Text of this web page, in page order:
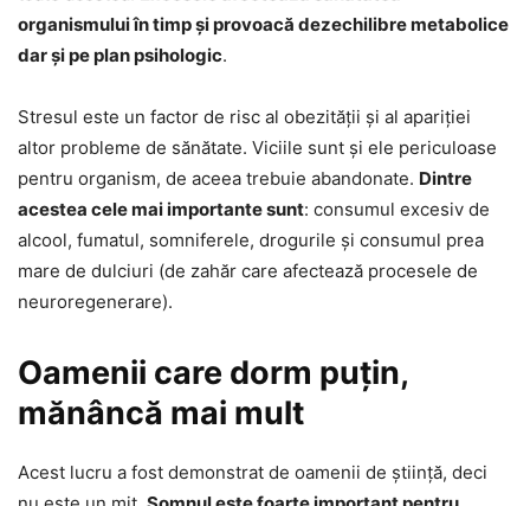
organismului în timp și provoacă dezechilibre metabolice
dar și pe plan psihologic.
Stresul este un factor de risc al obezității și al apariției
altor probleme de sănătate. Viciile sunt și ele periculoase
pentru organism, de aceea trebuie abandonate. Dintre
acestea cele mai importante sunt: consumul excesiv de
alcool, fumatul, somniferele, drogurile și consumul prea
mare de dulciuri (de zahăr care afectează procesele de
neuroregenerare).
Oamenii care dorm puțin,
mănâncă mai mult
Acest lucru a fost demonstrat de oamenii de știință, deci